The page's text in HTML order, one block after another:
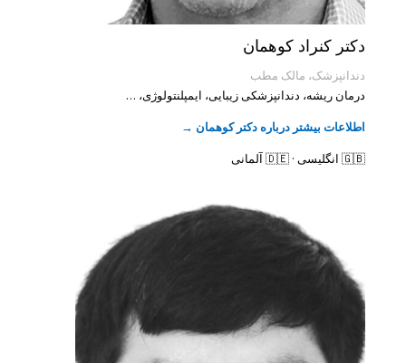
دکتر کنراد کوهمان
دندانپزشک، مالک مطب
درمان ریشه، دندانپزشکی زیبایی، ایمپلنتولوژی، …
اطلاعات بیشتر درباره دکتر کوهمان →
🇬🇧 انگلیسی · 🇩🇪 آلمانی